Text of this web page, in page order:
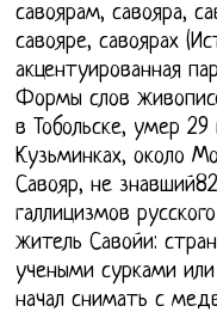
савоярам, савояра,
савояре, савоярах
акцентуированная
Формы слов
в Тобольске, умер
Кузьминках, около
Савояр, не
галлицизмов
житель Савойи:
учеными сурками
начал снимать с